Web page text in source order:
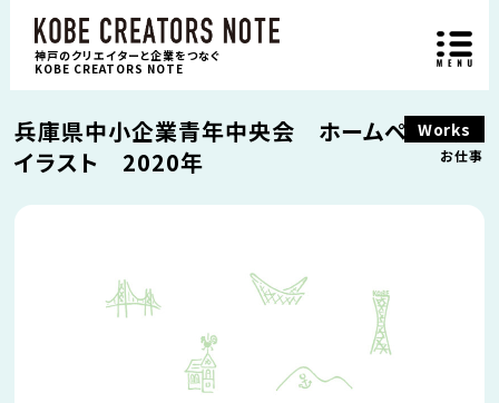
神戸のクリエイターと企業をつなぐ
KOBE CREATORS NOTE
Works
お仕事
兵庫県中小企業青年中央会 ホームページ用
イラスト 2020年